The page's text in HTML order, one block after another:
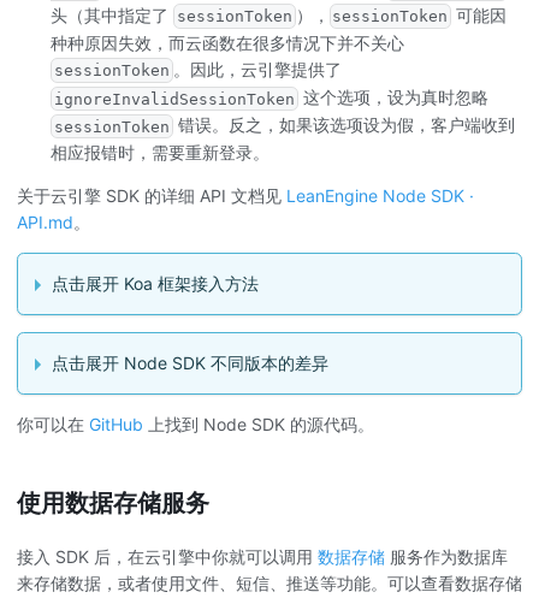
头（其中指定了 sessionToken ）， sessionToken 可能因
种种原因失效，而云函数在很多情况下并不关心
sessionToken 。因此，云引擎提供了
ignoreInvalidSessionToken 这个选项，设为真时忽略
sessionToken 错误。反之，如果该选项设为假，客户端收到
相应报错时，需要重新登录。
关于云引擎 SDK 的详细 API 文档见 LeanEngine Node SDK ·
API.md。
点击展开 Koa 框架接入方法
点击展开 Node SDK 不同版本的差异
你可以在 GitHub 上找到 Node SDK 的源代码。
使用数据存储服务
接入 SDK 后，在云引擎中你就可以调用 数据存储 服务作为数据库
来存储数据，或者使用文件、短信、推送等功能。可以查看数据存储